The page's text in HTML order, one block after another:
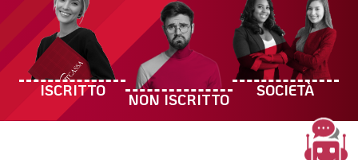
ISCRITTO
NON ISCRITTO
SOCIETÀ